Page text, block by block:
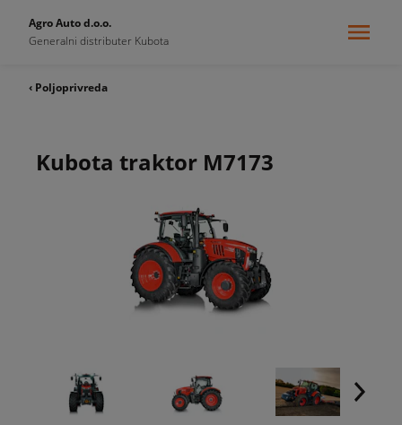
Agro Auto d.o.o.
Generalni distributer Kubota
‹ Poljoprivreda
Kubota traktor M7173